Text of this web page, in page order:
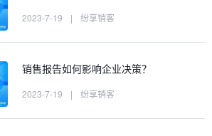
2023-7-19 | 纷享销客
销售报告如何影响企业决策？
2023-7-19 | 纷享销客